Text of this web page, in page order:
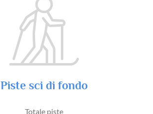
Piste sci di fondo
Totale piste